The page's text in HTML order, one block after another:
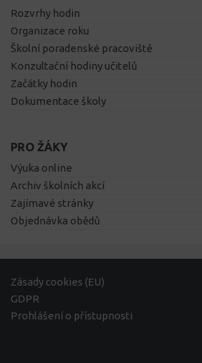
Rozvrhy hodin
Organizace roku
Školní poradenské pracoviště
Konzultační hodiny učitelů
Začátky hodin
Dokumentace školy
PRO ŽÁKY
Výuka online
Archiv školních akcí
Zajímavé stránky
Objednávka obědů
Zásady cookies (EU)
GDPR
Prohlášení o přístupnosti